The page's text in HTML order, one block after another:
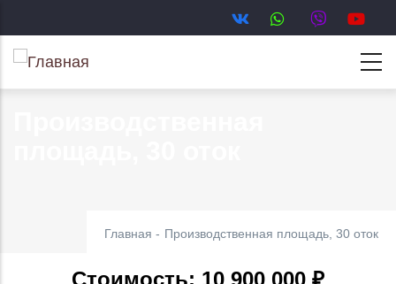
к
основному
содержанию
Главная - Производственная площадь, 30 оток
Стоимость: 10 900 000 ₽